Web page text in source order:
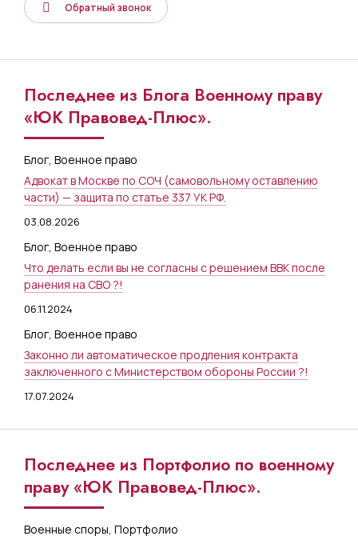
Обратный звонок
Последнее из Блога Военному праву
«ЮК Правовед-Плюс».
Блог, Военное право
Адвокат в Москве по СОЧ (самовольному оставлению
части) — защита по статье 337 УК РФ.
03.08.2026
Блог, Военное право
Что делать если вы не согласны с решением ВВК после
ранения на СВО ?!
06.11.2024
Блог, Военное право
Законно ли автоматическое продления контракта
заключенного с Министерством обороны России ?!
17.07.2024
Последнее из Портфолио по военному
праву «ЮК Правовед-Плюс».
Военные споры, Портфолио